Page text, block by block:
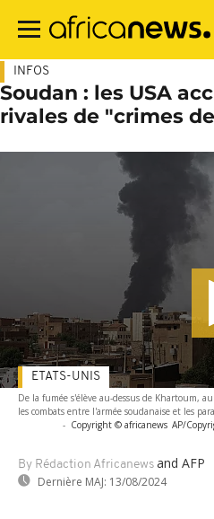
contenu
INFOS
Soudan : les USA
rivales de "crimes
De la fumée s'élève au-dessus de Khartoum,
les combats entre l'armée soudanaise et les
- Copyright © africanews AP/
By Rédaction Africanews and AFP
Dernière MAJ: 13/08/2024
ETATS-UNIS